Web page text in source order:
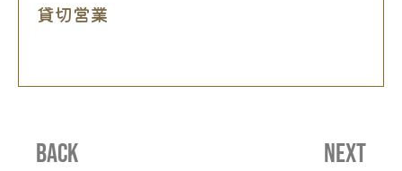
貸切営業
BACK NEXT